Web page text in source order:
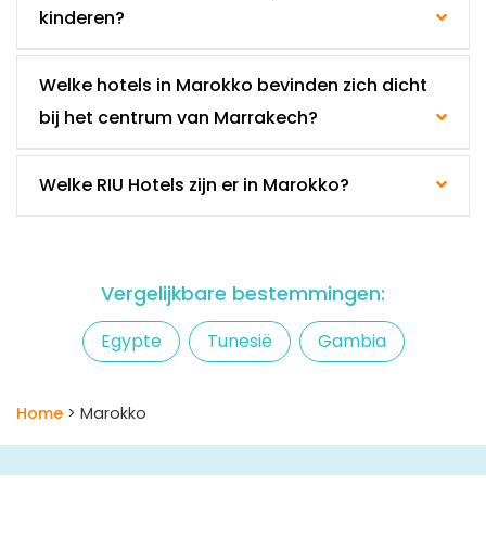
kinderen?
Welke hotels in Marokko bevinden zich dicht
bij het centrum van Marrakech?
Welke RIU Hotels zijn er in Marokko?
Vergelijkbare bestemmingen:
Egypte Tunesië Gambia
Home > Marokko